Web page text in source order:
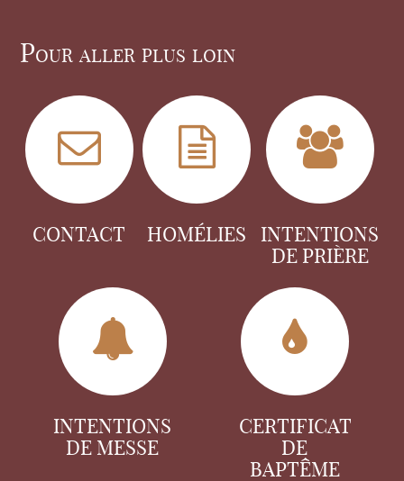
Pour aller plus loin
CONTACT HOMÉLIES
INTENTIONS
DE PRIÈRE
INTENTIONS
DE MESSE
CERTIFICAT
DE
BAPTÊME